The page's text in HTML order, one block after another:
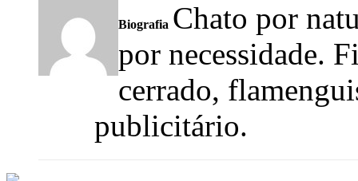
Biografia Chato por
por necessidade.
cerrado,
publicitário.